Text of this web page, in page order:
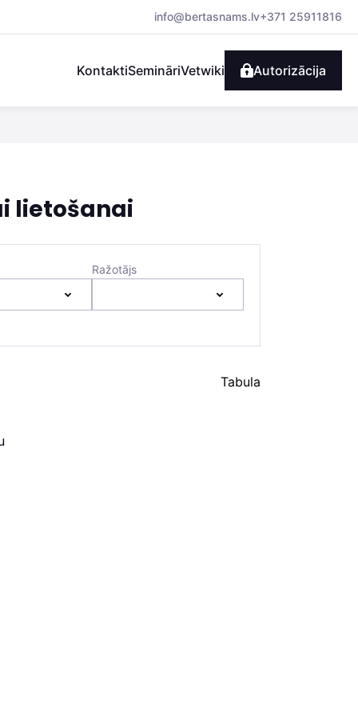
info@bertasnams.lv+371 25911816
KontaktiSemināriVetwiki Autorizācija
lietošanai
Ražotājs
Tabula